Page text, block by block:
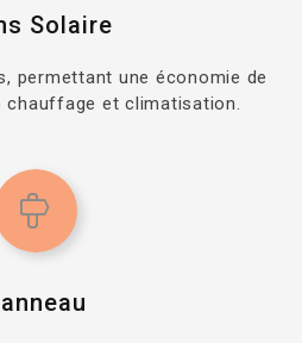
Solaire
permettant une économie de
chauffage et climatisation.